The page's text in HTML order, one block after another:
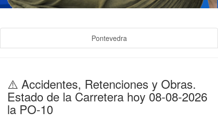
Pontevedra
⚠️ Accidentes, Retenciones y Obras.
Estado de la Carretera hoy 08-08-2026
la PO-10